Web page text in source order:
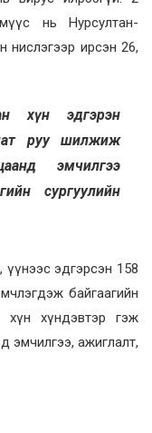
нь Нурсултан-
нислэгээр ирсэн 26,
хүн эдгэрэн
руу шилжиж
эмчилгээ
сургуулийн
эдгэрсэн 158
байгаагийн
хүн хүндэвтэр гэж
эмчилгээ, ажиглалт,